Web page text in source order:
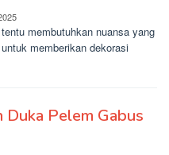
membutuhkan nuansa yang
memberikan dekorasi
Duka Pelem Gabus